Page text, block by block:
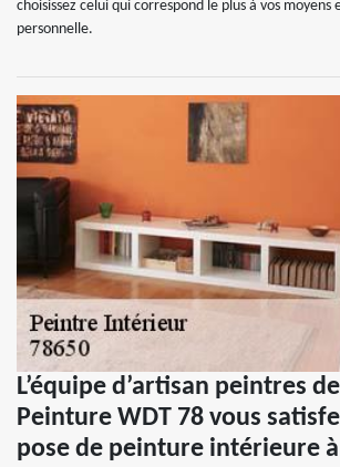
choisissez celui qui correspond le plus à vos
personnelle.
L’équipe d’artisan peintres
Peinture WDT 78 vous
pose de peinture intérieure à